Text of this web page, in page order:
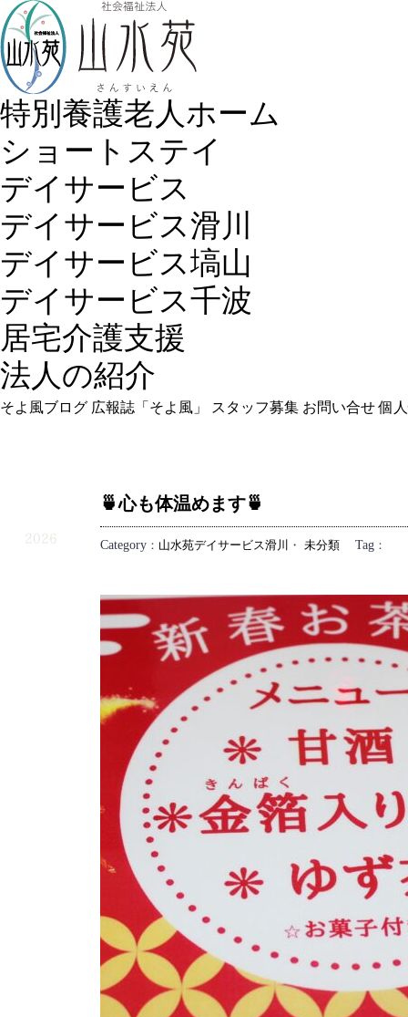
特別養護老人ホーム
ショートステイ
デイサービス
デイサービス滑川
デイサービス塙山
デイサービス千波
居宅介護支援
法人の紹介
そよ風ブログ 広報誌「そよ風」 スタッフ募集 お問い合せ 個
2026
🍵心も体温めます🍵
Category ： 山水苑デイサービス滑川 ・ 未分類 Tag ：